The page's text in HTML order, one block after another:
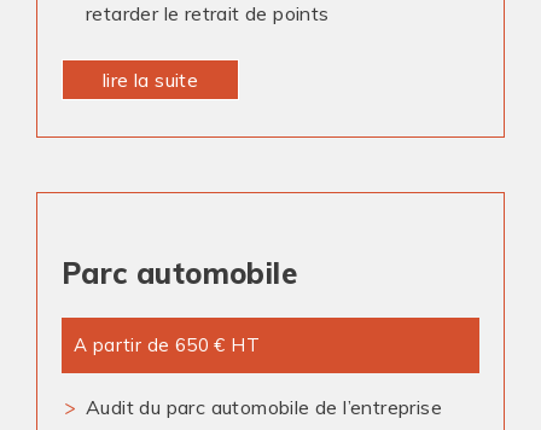
retarder le retrait de points
lire la suite
Parc automobile
A partir de 650 € HT
Audit du parc automobile de l’entreprise